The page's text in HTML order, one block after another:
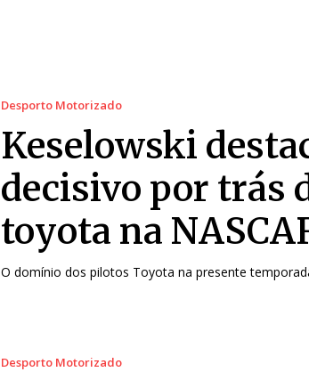
Desporto Motorizado
Keselowski
decisivo por trás
toyota na
O domínio dos pilotos Toyota na presente
Desporto Motorizado